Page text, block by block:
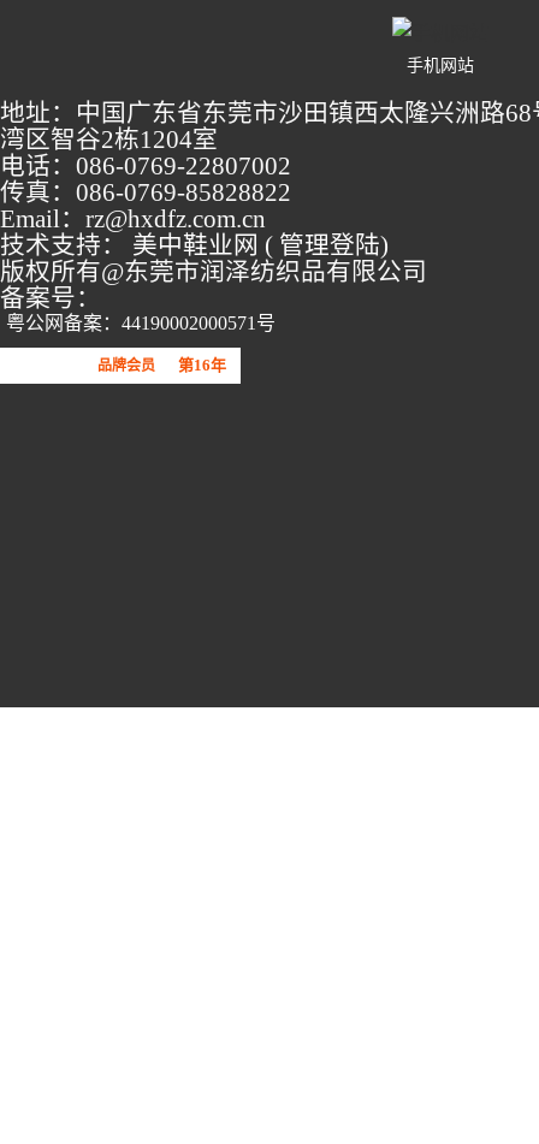
手机网站
地址：中国广东省东莞市沙田镇西太隆兴洲路68
湾区智谷2栋1204室
电话：086-0769-22807002
传真：086-0769-85828822
Email：rz@hxdfz.com.cn
技术支持：
美中鞋业网 ( 管理登陆)
版权所有@东莞市润泽纺织品有限公司
备案号：
粤公网备案：44190002000571号
品牌会员 第16年